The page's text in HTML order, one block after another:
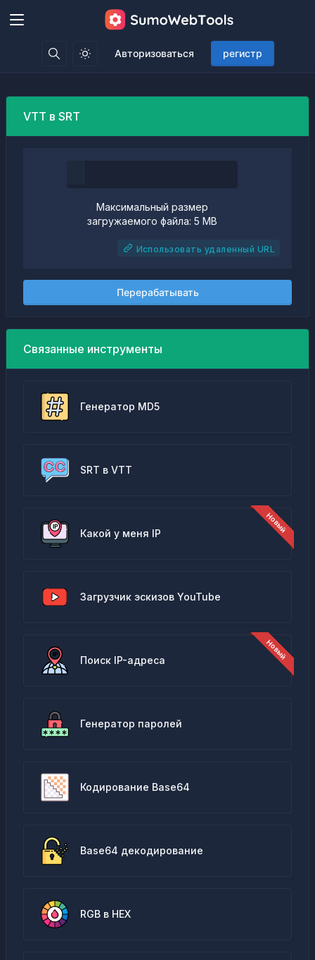
Авторизоваться регистр
VTT в SRT
Максимальный размер
загружаемого файла: 5 MB
Использовать удаленный URL
Перерабатывать
Связанные инструменты
Генератор MD5
SRT в VTT
Какой у меня IP
Загрузчик эскизов YouTube
Поиск IP-адреса
Генератор паролей
Кодирование Base64
Base64 декодирование
RGB в HEX